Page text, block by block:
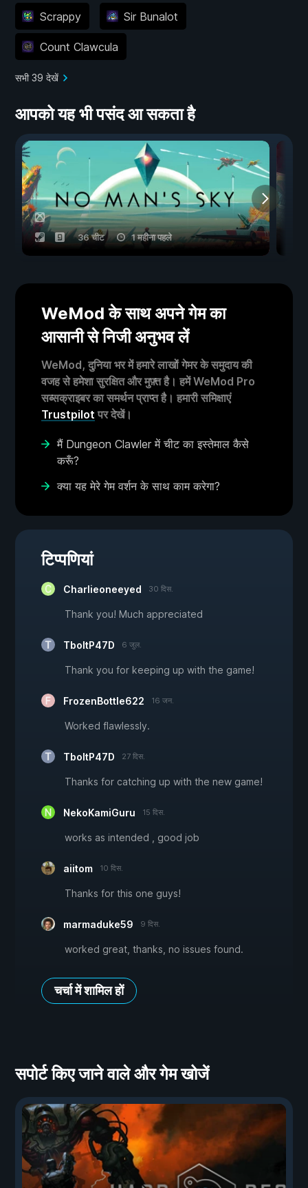
Scrappy Sir Bunalot
Count Clawcula
सभी 39 देखें
आपको यह भी पसंद आ सकता है
36 चीट 1 महीना पहले
WeMod के साथ अपने गेम का
आसानी से निजी अनुभव लें
WeMod, दुनिया भर में हमारे लाखों गेमर के समुदाय की
वजह से हमेशा सुरक्षित और मुफ़्त है। हमें WeMod Pro
सब्सक्राइबर का समर्थन प्राप्त है। हमारी समिक्षाएं
Trustpilot पर देखें।
मैं Dungeon Clawler में चीट का इस्तेमाल कैसे
करूँ?
क्या यह मेरे गेम वर्शन के साथ काम करेगा?
टिप्पणियां
Charlieoneeyed 30 दिस.
Thank you! Much appreciated
TboltP47D 6 जुल.
Thank you for keeping up with the game!
FrozenBottle622 16 जन.
Worked flawlessly.
TboltP47D 27 दिस.
Thanks for catching up with the new game!
NekoKamiGuru 15 दिस.
works as intended , good job
aiitom 10 दिस.
Thanks for this one guys!
marmaduke59 9 दिस.
worked great, thanks, no issues found.
चर्चा में शामिल हों
सपोर्ट किए जाने वाले और गेम खोजें